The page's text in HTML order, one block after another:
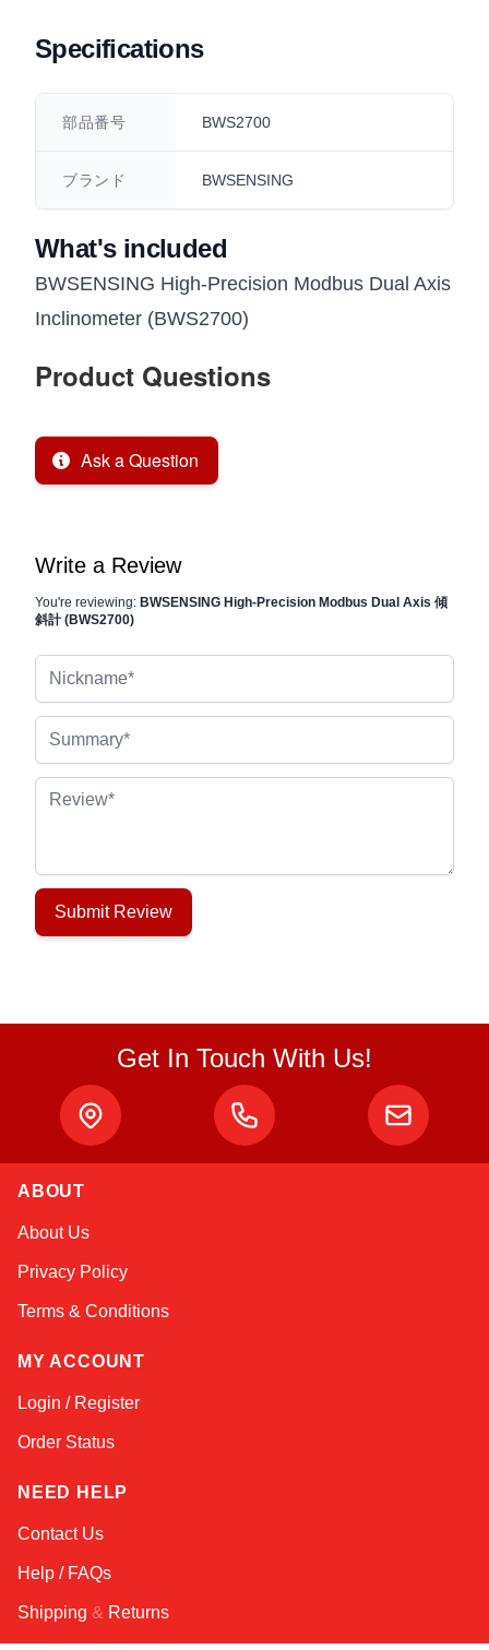
Specifications
部品番号 BWS2700
ブランド BWSENSING
What's included
BWSENSING High-Precision Modbus Dual Axis
Inclinometer (BWS2700)
Product Questions
Ask a Question
Write a Review
You're reviewing: BWSENSING High-Precision Modbus Dual Axis 傾
斜計 (BWS2700)
Review
Submit Review
Get In Touch With Us!
ABOUT
About Us
Privacy Policy
Terms & Conditions
MY ACCOUNT
Login / Register
Order Status
NEED HELP
Contact Us
Help / FAQs
Shipping & Returns